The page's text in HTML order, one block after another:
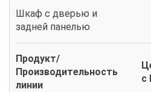
Шкаф с дверью и
задней панелью
Продукт/
Производительность
линии
с